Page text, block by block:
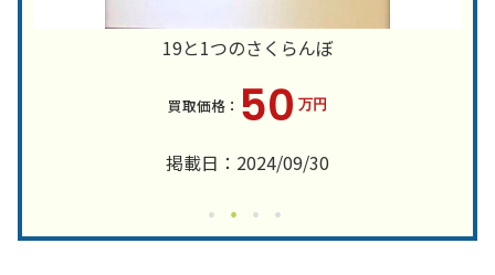
19と1つのさくらんぼ
50 万円
掲載日：2024/09/30